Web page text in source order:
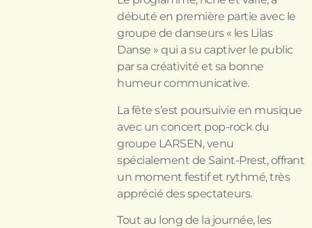
débuté en première partie avec le
groupe de danseurs « les Lilas
Danse » qui a su captiver le public
par sa créativité et sa bonne
humeur communicative.
La fête s’est poursuivie en musique
avec un concert pop-rock du
groupe LARSEN, venu
spécialement de Saint-Prest, offrant
un moment festif et rythmé, très
apprécié des spectateurs.
Tout au long de la journée, les